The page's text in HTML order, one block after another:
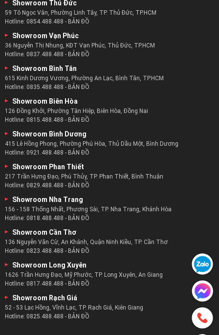
Hotline:0837.488.488 -BẢN ĐỒ
Showroom Bình Tân
Hotline:0835.488.488-BẢN ĐỒ
Showroom Biên Hòa
Hotline:0815.488.488 - BẢN ĐỒ
Showroom Bình Dương
Hotline:0921.488.488 -BẢN ĐỒ
Showroom Phan Thiết
Hotline:0829.488.488 -BẢN ĐỒ
Showroom Nha Trang
Hotline:0818.488.488- BẢN ĐỒ
Showroom Cần Thơ
Hotline:0823.488.488 - BẢN ĐỒ
Showroom Long Xuyên
Hotline:0817.488.488 - BẢN ĐỒ
Showroom Rạch Giá
Hotline:0825.488.488-BẢN ĐỒ
Số ĐKKD: 0317401473 Cấp bởi Sở kế Hoạch Đầu Tư TP.HCM
TỪ KHÓA TÌM KIẾM:Ghế Sofa,Habitat Decor,Sofa Điện